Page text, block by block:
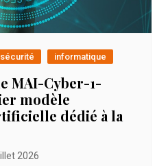
informatique
MAI-Cyber-1-
modèle
dédié à la
2026